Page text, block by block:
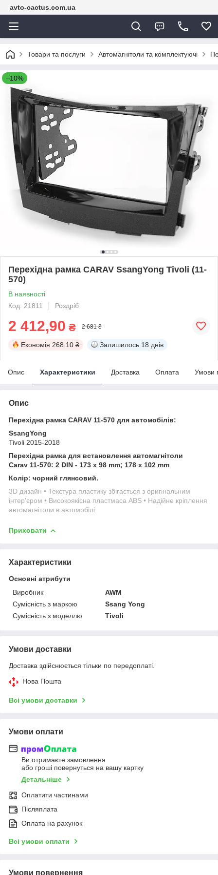
avto-cactus.com.ua
Товари та послуги Автомагнітоли та комплектуючі
–10%
Перехідна рамка CARAV SsangYong Tivoli (11-
570)
В наявності
Код: 21811
Роздріб
2 412,90 ₴ 2 681 ₴
Економія 268.10 ₴ Залишилось 18 днів
Опис Характеристики Доставка Оплата Умови
Опис
Перехідна рамка CARAV 11-570 для автомобілів:
SsangYong
Tivoli 2015-2018
Перехідна рамка для встановлення автомагнітоли
Carav 11-570: 2 DIN - 173 x 98 mm; 178 x 102 mm
Колір: чорний глянсовий.
3D дизайн • Текстура пластику збігається з оригінальним
інтер'єром • Високоякісна пластмаса ABS • Надійне кріплення
автомагнітоли в автомобілі
Приховати
Характеристики
Основні атрибути
Виробник
AWM
Сумісність з маркою
Ssang Yong
Сумісність з моделлю
Tivoli
Умови доставки
Доставка здійснюється тільки по передоплаті.
Нова Пошта
Всі умови доставки
Умови оплати
Ви отримаєте замовлення
або гроші повернуться на вашу картку
Детальніше
Оплатити частинами
Післяплата
Оплата на рахунок
Всі умови оплати
Умови повернення